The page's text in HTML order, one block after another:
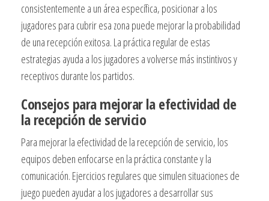
consistentemente a un área específica, posicionar a los
jugadores para cubrir esa zona puede mejorar la probabilidad
de una recepción exitosa. La práctica regular de estas
estrategias ayuda a los jugadores a volverse más instintivos y
receptivos durante los partidos.
Consejos para mejorar la efectividad de
la recepción de servicio
Para mejorar la efectividad de la recepción de servicio, los
equipos deben enfocarse en la práctica constante y la
comunicación. Ejercicios regulares que simulen situaciones de
juego pueden ayudar a los jugadores a desarrollar sus